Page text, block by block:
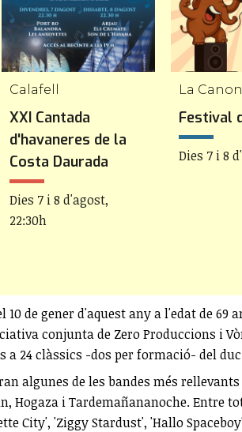
Calafell
XXI Cantada
d'havaneres de la
Costa Daurada
Dies 7 i 8 d'agost,
22:30h
La
Festival
Dies 7 i 8
de gener d'aquest any a l'edat de 69
conjunta de Zero Produccions i
24 clàssics -dos per formació- del
algunes de les bandes més
Hogaza i Tardemañananoche. Entre
City', 'Ziggy Stardust', 'Hallo